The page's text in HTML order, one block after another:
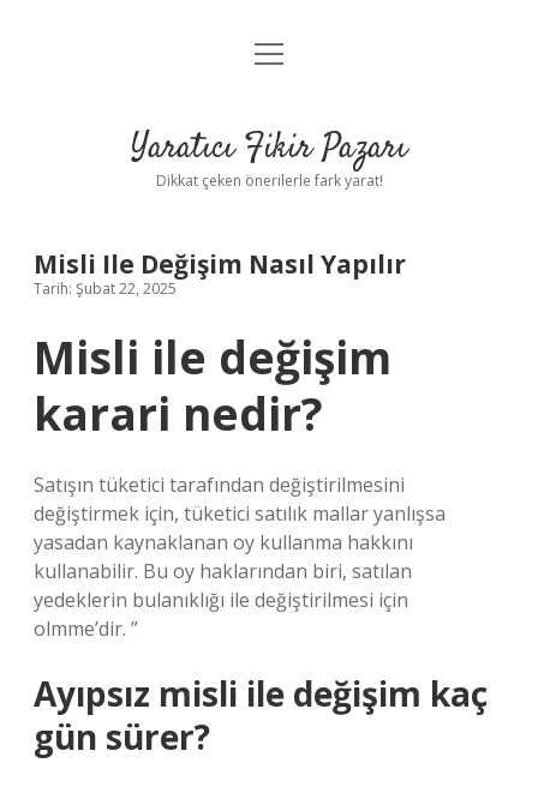
Anasayfa
Yasal Uyarı
menüyü
Yaratıcı Fikir Pazarı
Dikkat çeken önerilerle fark yarat!
Misli Ile Değişim Nasıl Yapılır
Tarih: Şubat 22, 2025
Misli ile değişim
karari nedir?
Satışın tüketici tarafından değiştirilmesini
değiştirmek için, tüketici satılık mallar yanlışsa
yasadan kaynaklanan oy kullanma hakkını
kullanabilir. Bu oy haklarından biri, satılan
yedeklerin bulanıklığı ile değiştirilmesi için
olmme’dir. ”
Ayıpsız misli ile değişim kaç
gün sürer?